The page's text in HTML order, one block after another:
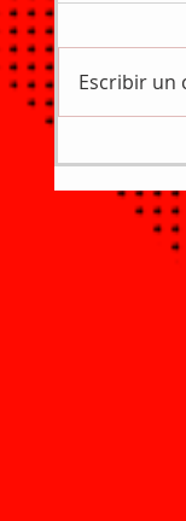
Escribir un